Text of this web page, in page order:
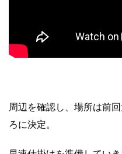
周辺を確認し、場所は前
ろに決定。